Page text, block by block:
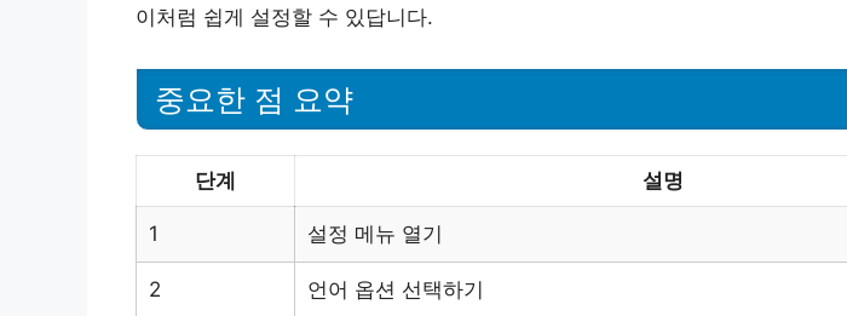
이처럼 쉽게 설정할 수 있답니다.
중요한 점 요약
단계 설명
1 설정 메뉴 열기
2 언어 옵션 선택하기